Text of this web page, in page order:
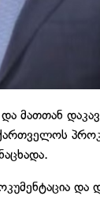
მათთან
და